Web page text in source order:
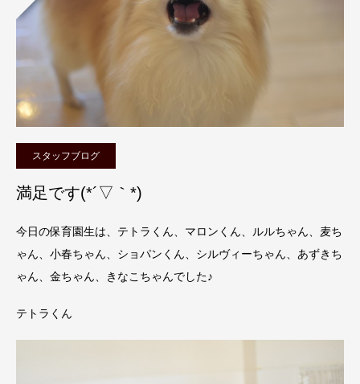
スタッフブログ
満足です(*´▽｀*)
今日の保育園生は、テトラくん、マロンくん、ルルちゃん、麦ち
ゃん、小春ちゃん、ショパンくん、シルヴィーちゃん、あずきち
ゃん、金ちゃん、きなこちゃんでした♪
テトラくん